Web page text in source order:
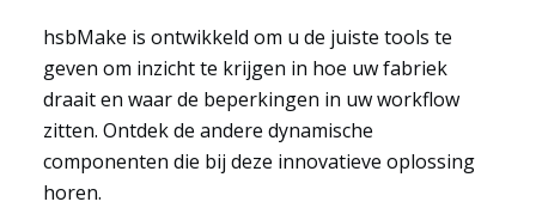
hsbMake is ontwikkeld om u de juiste tools te
geven om inzicht te krijgen in hoe uw fabriek
draait en waar de beperkingen in uw workflow
zitten. Ontdek de andere dynamische
componenten die bij deze innovatieve oplossing
horen.